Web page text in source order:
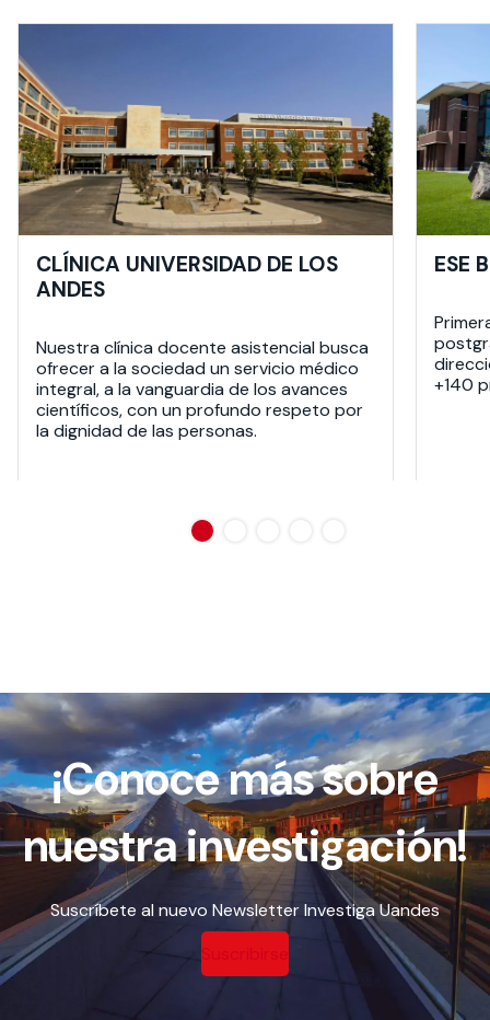
CLÍNICA UNIVERSIDAD DE LOS
ANDES
Nuestra clínica docente asistencial busca
ofrecer a la sociedad un servicio médico
integral, a la vanguardia de los avances
científicos, con un profundo respeto por
la dignidad de las personas.
ESE
+140
¡Conoce más sobre
nuestra investigación!
Suscríbete al nuevo Newsletter Investiga Uandes